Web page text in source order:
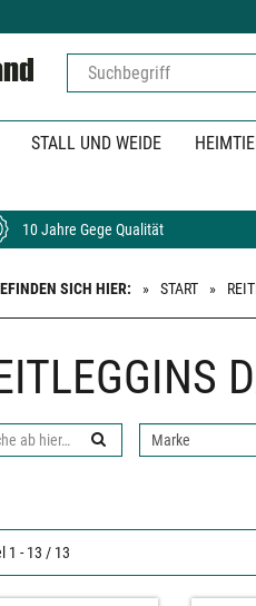
STALL UND WEIDE
10 Jahre Gege Qualität
SICH HIER: START
Nach
1 - 13 / 13